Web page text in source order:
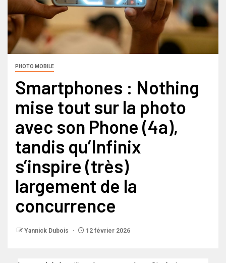
PHOTO MOBILE
Smartphones : Nothing
mise tout sur la photo
avec son Phone (4a),
tandis qu’Infinix
s’inspire (très)
largement de la
concurrence
Yannick Dubois 12 février 2026